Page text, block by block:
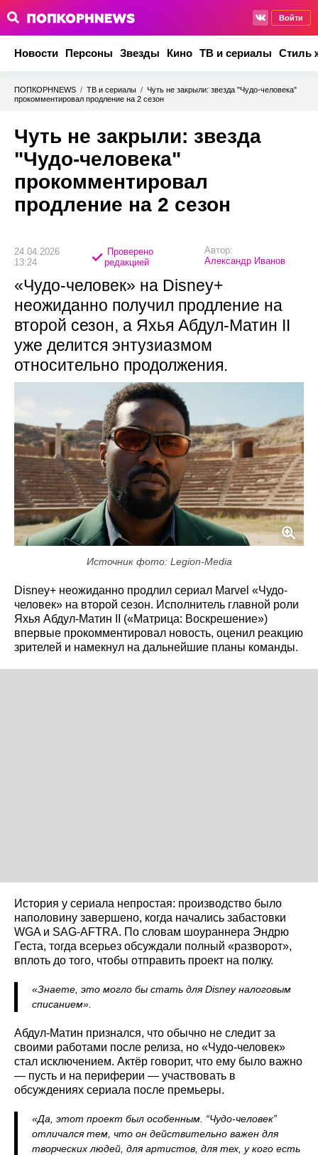
Войти
Новости Персоны Звезды Кино ТВ и сериалы Стиль
ПОПКОРНNEWS / ТВ и сериалы / Чуть не закрыли: звезда "Чудо-человека"
прокомментировал продление на 2 сезон
Чуть не закрыли: звезда
"Чудо-человека"
прокомментировал
продление на 2 сезон
24.04.2026
13:24
Проверено
редакцией
Автор:
Александр Иванов
«Чудо‑человек» на Disney+
неожиданно получил продление на
второй сезон, а Яхья Абдул‑Матин II
уже делится энтузиазмом
относительно продолжения.
Источник фото: Legion-Media
Disney+ неожиданно продлил сериал Marvel «Чудо-
человек» на второй сезон. Исполнитель главной роли
Яхья Абдул-Матин II («Матрица: Воскрешение»)
впервые прокомментировал новость, оценил реакцию
зрителей и намекнул на дальнейшие планы команды.
История у сериала непростая: производство было
наполовину завершено, когда начались забастовки
WGA и SAG-AFTRA. По словам шоураннера Эндрю
Геста, тогда всерьез обсуждали полный «разворот»,
вплоть до того, чтобы отправить проект на полку.
«Знаете, это могло бы стать для Disney налоговым
списанием».
Абдул-Матин признался, что обычно не следит за
своими работами после релиза, но «Чудо‑человек»
стал исключением. Актёр говорит, что ему было важно
— пусть и на периферии — участвовать в
обсуждениях сериала после премьеры.
«Да, этот проект был особенным. “Чудо‑человек”
отличался тем, что он действительно важен для
творческих людей, для артистов, для тех, у кого есть